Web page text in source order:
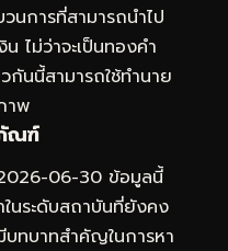
วนการที่สามารถนำไป
ไม่ว่าจะเป็นทองคำ
กันนี้สามารถใช้ทำนาย
าพ
ณฑ์
06-30 ข้อมูลนี้
นระดับสถาบันที่ยังคง
บทบาทสำคัญในการหา